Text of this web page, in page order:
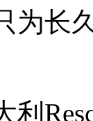
为长
利